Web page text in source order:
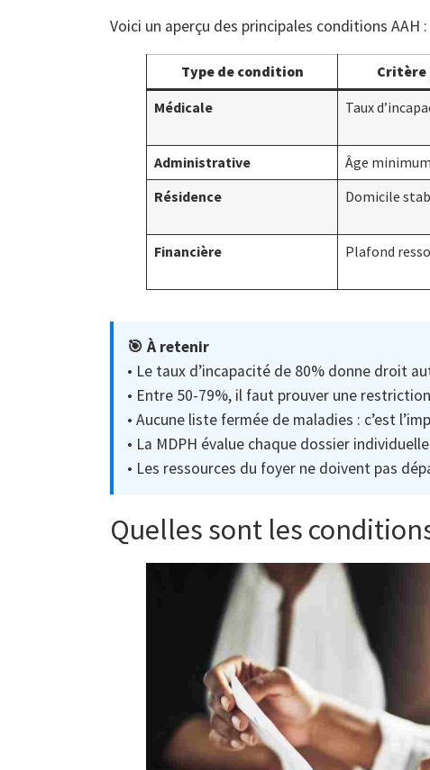
Voici un aperçu des principales conditions AAH :
Type de condition Critère
Médicale
Taux
Administrative
Âge minimum
Résidence
Domicile
Financière
Plafond
🎯 À retenir
• Le taux d’incapacité de 80% donne droit
• Entre 50-79%, il faut prouver une restriction
• Aucune liste fermée de maladies : c’est
• La MDPH évalue chaque dossier
• Les ressources du foyer ne doivent pas
Quelles sont les